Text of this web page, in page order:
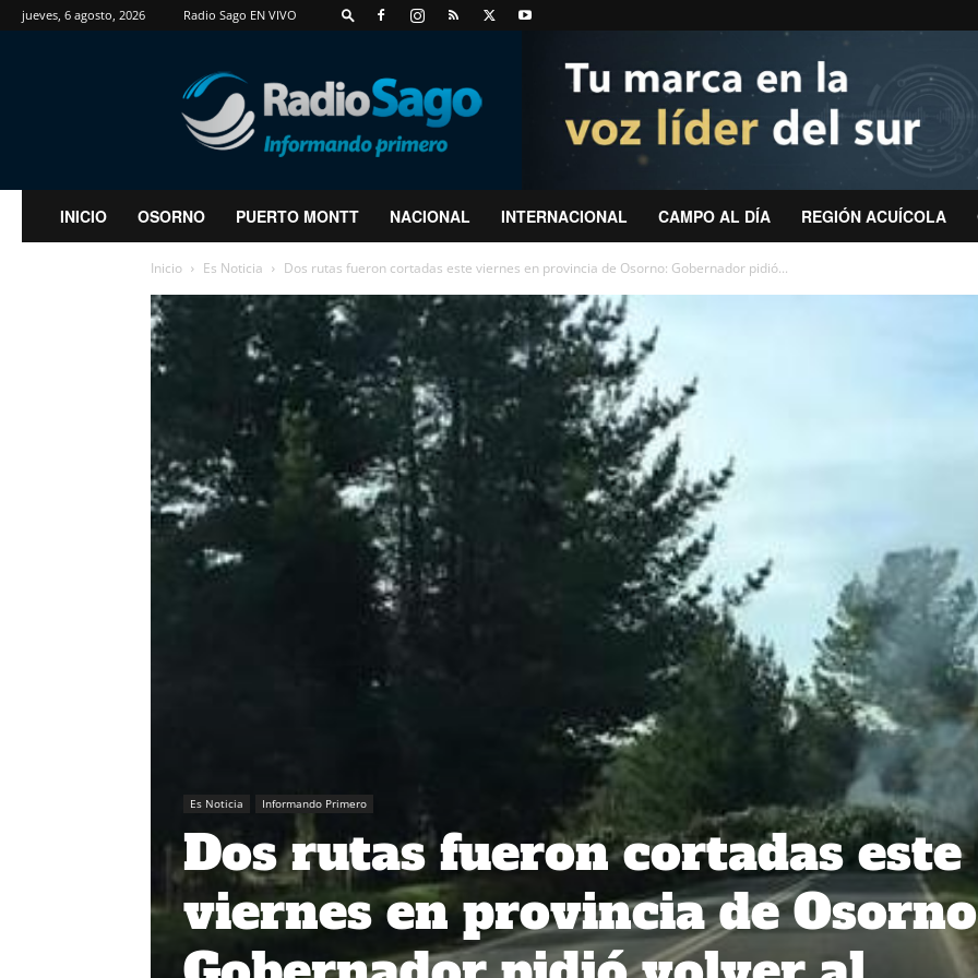
jueves, 6 agosto, 2026 Radio Sago EN VIVO
RadioSago
INICIO OSORNO PUERTO MONTT NACIONAL INTERNACIONAL CAMPO AL DÍA REGIÓN ACUÍCOLA
Inicio Es Noticia Dos rutas fueron cortadas este viernes en provincia de Osorno: Gobernador pidió...
Es Noticia Informando Primero
Dos rutas fueron cortadas este
viernes en provincia de